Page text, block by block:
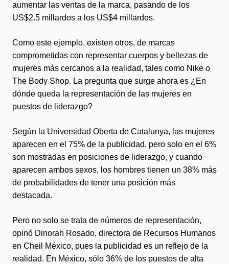
aumentar las ventas de la marca, pasando de los
US$2.5 millardos a los US$4 millardos.
Como este ejemplo, existen otros, de marcas
comprometidas con representar cuerpos y bellezas de
mujeres más cercanos a la realidad, tales como Nike o
The Body Shop. La pregunta que surge ahora es ¿En
dónde queda la representación de las mujeres en
puestos de liderazgo?
Según la Universidad Oberta de Catalunya, las mujeres
aparecen en el 75% de la publicidad, pero solo en el 6%
son mostradas en posiciones de liderazgo, y cuando
aparecen ambos sexos, los hombres tienen un 38% más
de probabilidades de tener una posición más
destacada.
Pero no solo se trata de números de representación,
opinó Dinorah Rosado, directora de Recursos Humanos
en Cheil México, pues la publicidad es un reflejo de la
realidad. En México, sólo 36% de los puestos de alta